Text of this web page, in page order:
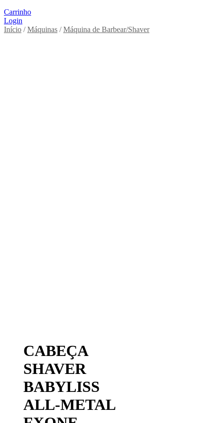
Carrinho
Login
Início /Máquinas /Máquina de Barbear/Shaver
CABEÇA
SHAVER
BABYLISS
ALL-METAL